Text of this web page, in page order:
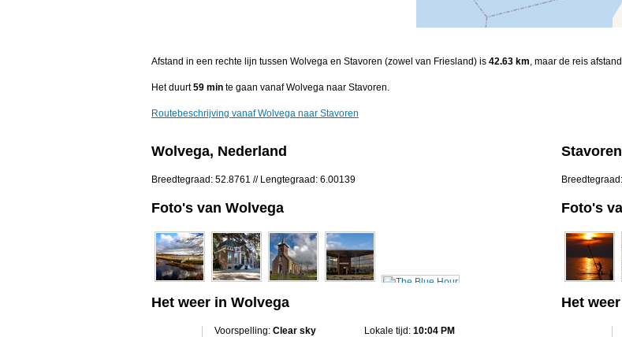
Afstand in een rechte lijn tussen Wolvega en Stavoren (zowel van Friesland) is 42.63 km, maar de reis
Het duurt59 min te gaan vanaf Wolvega naar Stavoren.
Routebeschrijving vanaf Wolvega naar Stavoren
Wolvega, Nederland
Breedtegraad: 52.8761 // Lengtegraad: 6.00139
Foto's van Wolvega
Het weer in Wolvega
Voorspelling: Clear sky
Lokale tijd: 10:04 PM
Foto's
Het